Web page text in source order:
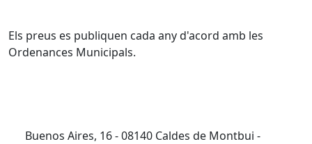
Els preus es publiquen cada any d'acord amb les
Ordenances Municipals.
Buenos Aires, 16 - 08140 Caldes de Montbui -